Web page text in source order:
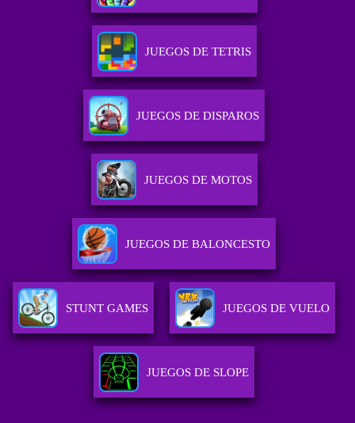
JUEGOS DE TETRIS
JUEGOS DE DISPAROS
JUEGOS DE MOTOS
JUEGOS DE BALONCESTO
STUNT GAMES JUEGOS DE VUELO
JUEGOS DE SLOPE